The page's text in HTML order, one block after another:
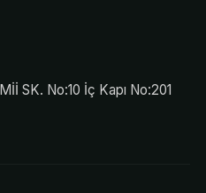
SK. No:10 İç Kapı No:201